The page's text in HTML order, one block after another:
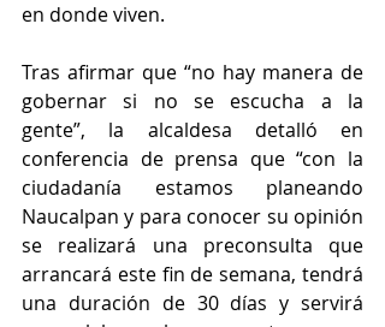
en donde viven.
Tras afirmar que “no hay manera de
gobernar si no se escucha a la
gente”, la alcaldesa detalló en
conferencia de prensa que “con la
ciudadanía estamos planeando
Naucalpan y para conocer su opinión
se realizará una preconsulta que
arrancará este fin de semana, tendrá
una duración de 30 días y servirá